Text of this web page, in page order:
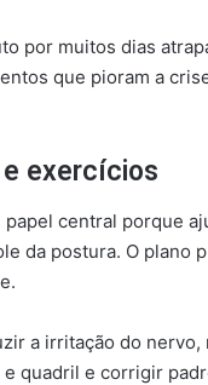
por muitos dias
que pioram a
e exercícios
central porque
da postura. O plano
a irritação do
quadril e corrigir